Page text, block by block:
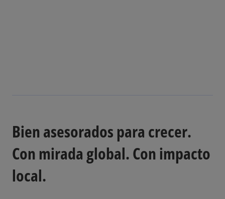
Bien asesorados para crecer.
Con mirada global. Con impacto
local.